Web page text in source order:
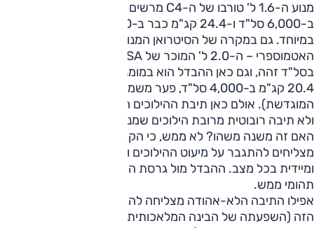
במיוחד. גם במקרה של הסיטרואן המנוע מחליף את האח
בסל"ד זהה, וגם כאן ההבדל הוא במומנט (המנוע הקודם הציע
20.4 קג"מ ב-4,000 סל"ד, פער משמעותי מול היחידה
ולא תיבה רובוטית מרובת הילוכים שמנצלת את המנוע עד תום.
האם זה משנה משהו? לא ממש, כי הקג"מים של הסיטרואן
מצליחים להתגבר על מיעוט ההילוכים ולספק תאוצה בשרנית
תהומי ממש.
אפילו התיבה הלא-אהודה מצליחה להגיב טוב יותר עם המנוע
הזה (השפעתה של הבינה המלאכותית, שכל כך הפריעה לנו